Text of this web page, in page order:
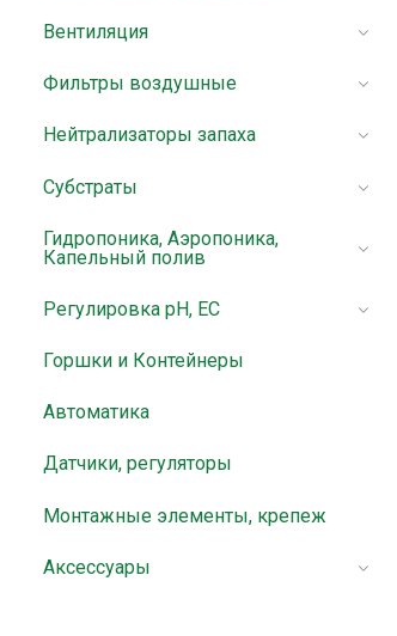
Вентиляция
Фильтры воздушные
Нейтрализаторы запаха
Субстраты
Гидропоника, Аэропоника,
Капельный полив
Регулировка pH, EC
Горшки и Контейнеры
Автоматика
Датчики, регуляторы
Монтажные элементы, крепеж
Аксессуары